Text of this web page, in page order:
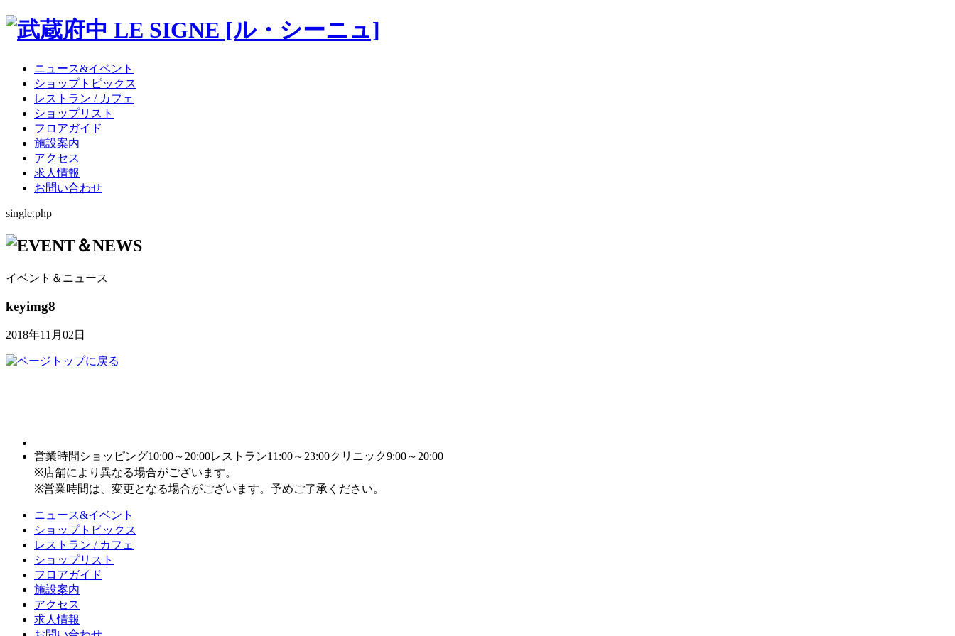
ニュース&イベント
ショップトピックス
レストラン / カフェ
ショップリスト
フロアガイド
施設案内
アクセス
求人情報
お問い合わせ
single.php
イベント＆ニュース
keyimg8
2018年11月02日
営業時間 ショッピング10:00～20:00レストラン11:00～23:00クリニック9:00～20:00
※店舗により異なる場合がございます。
※営業時間は、変更となる場合がございます。予めご了承ください。
ニュース&イベント
ショップトピックス
レストラン / カフェ
ショップリスト
フロアガイド
施設案内
アクセス
求人情報